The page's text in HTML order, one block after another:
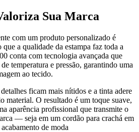
Sua Marca
com um produto personalizado é
a qualidade da estampa faz toda a
conta com tecnologia avançada que
temperatura e pressão, garantindo uma
ao tecido.
ficam mais nítidos e a tinta adere
material. O resultado é um toque suave,
aparência profissional que transmite o
— seja em um cordão para crachá em
de moda